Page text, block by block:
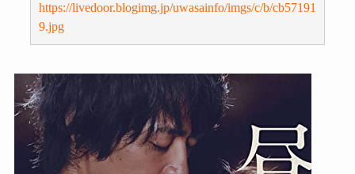
https://livedoor.blogimg.jp/uwasainfo/imgs/c/b/cb57191
9.jpg